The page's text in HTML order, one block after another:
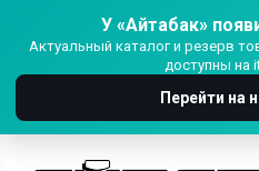
У «Айтабак»
Актуальный каталог и резерв
доступны на
Перейти на